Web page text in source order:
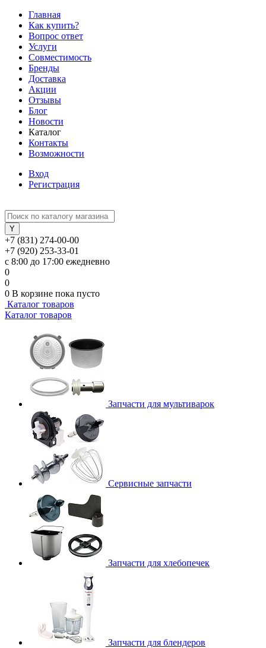
Главная
Как купить?
Вопрос ответ
Услуги
Совместимость
Бренды
Доставка
Акции
Отзывы
Блог
Новости
Каталог
Контакты
Возможности
Вход
Регистрация
+7 (831) 274-00-00
+7 (920) 253-33-01
с 8:00 до 17:00 ежедневно
0
0
0 В корзине пока пусто
Каталог товаров
Каталог товаров
Запчасти для мультиварок
Сервисные запчасти
Запчасти для хлебопечек
Запчасти для блендеров